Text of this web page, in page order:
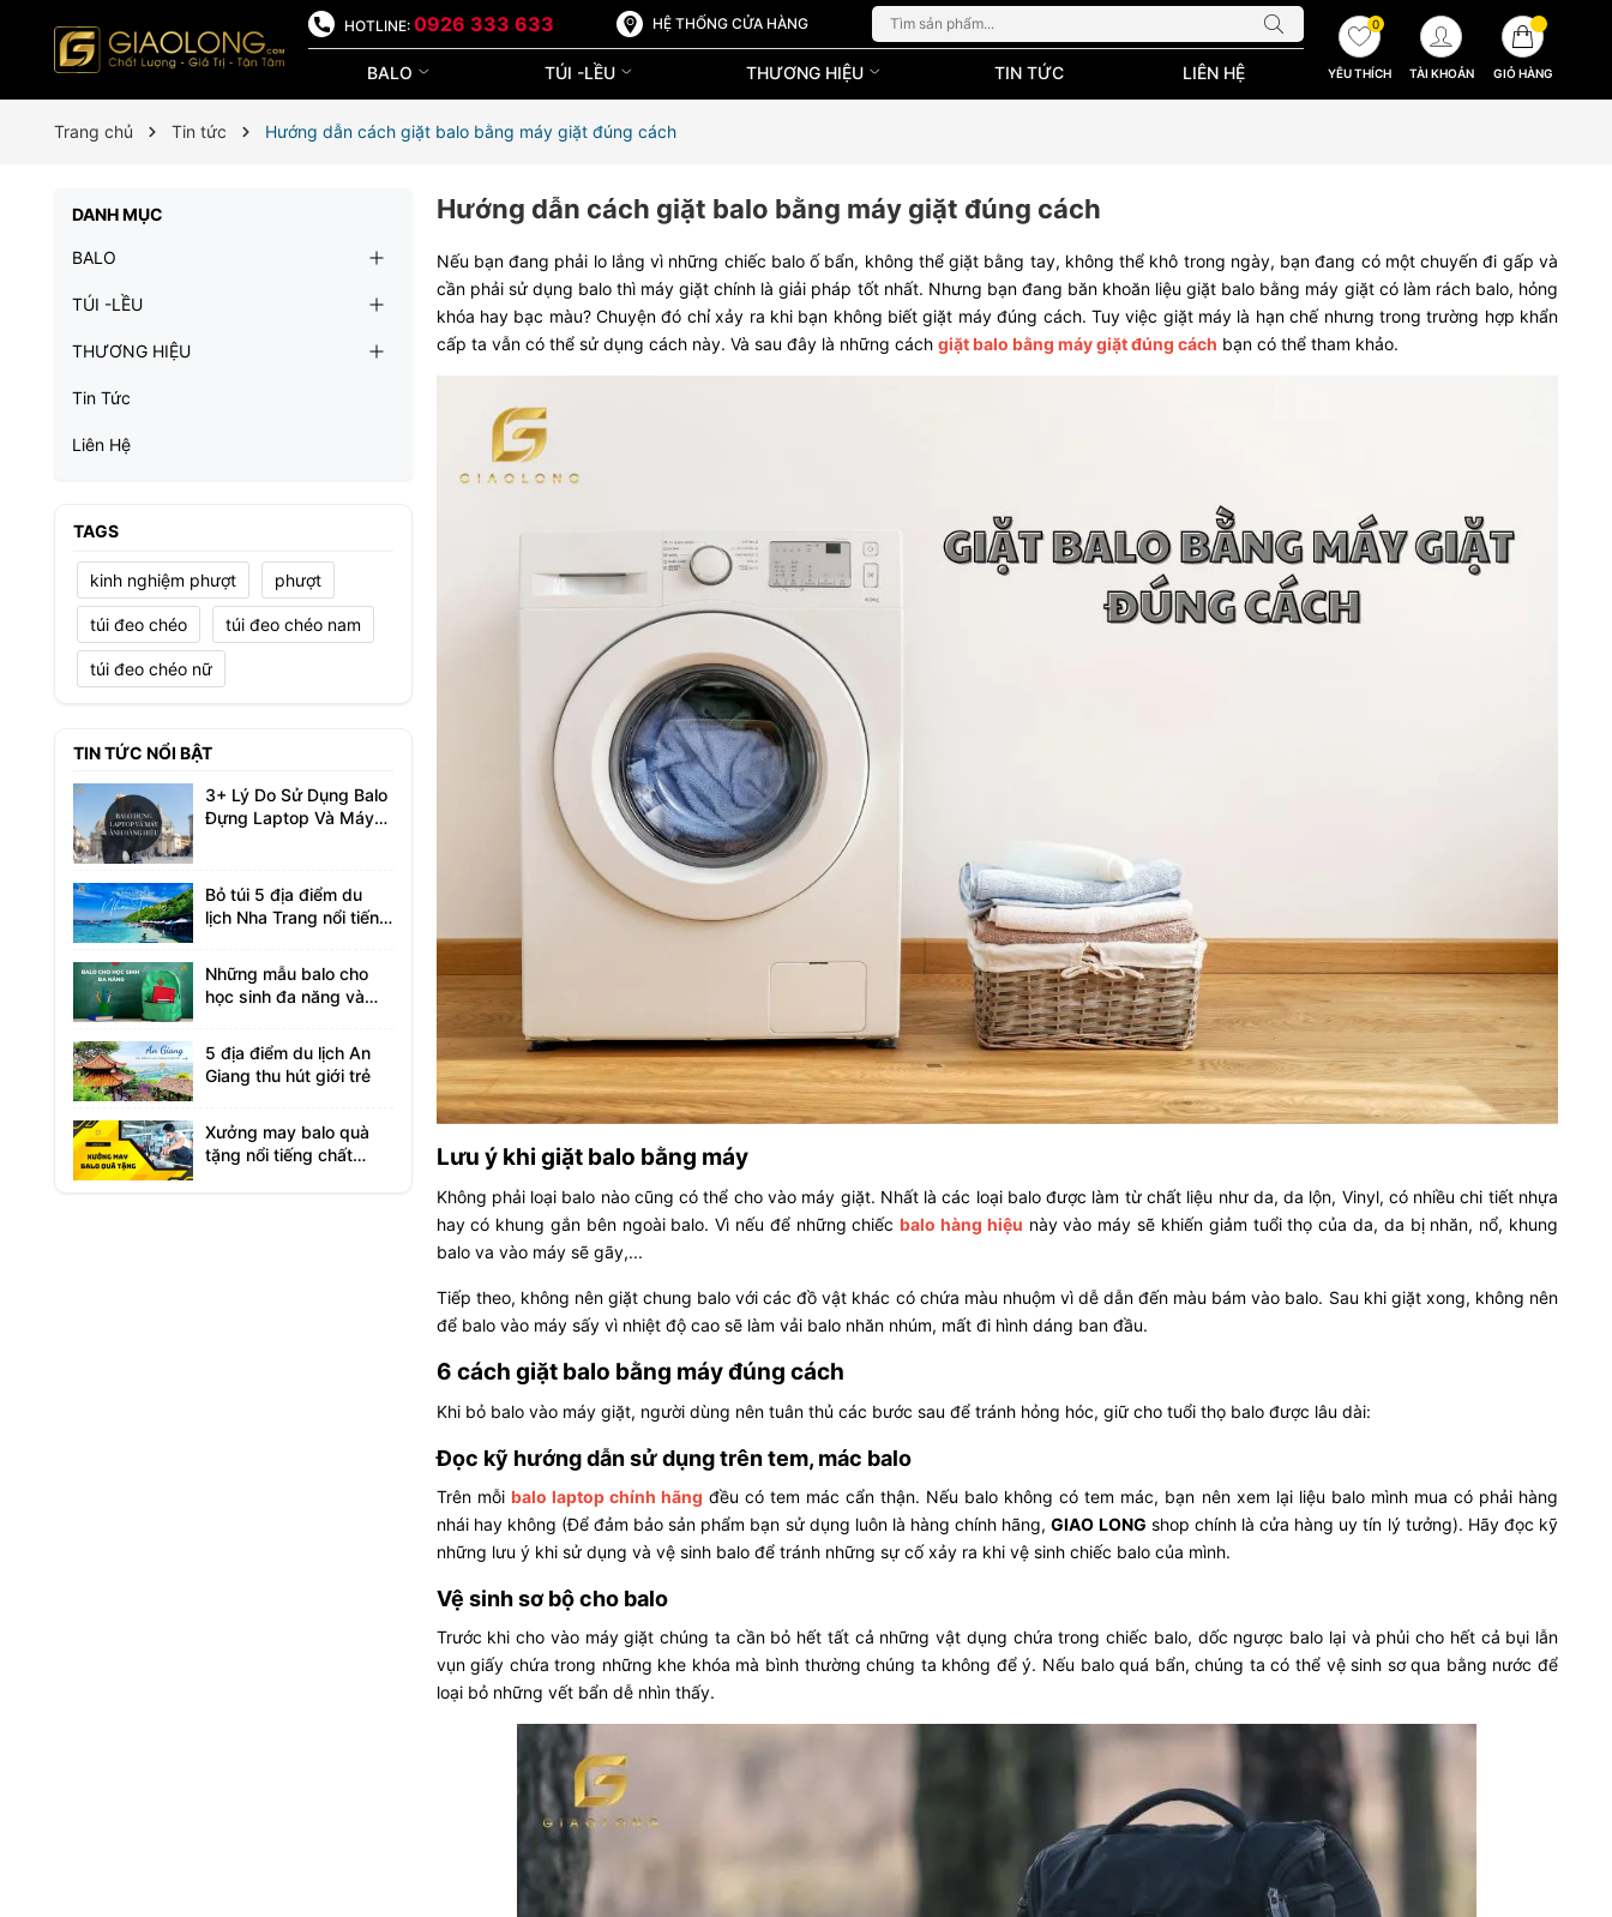
HOTLINE: 0926 333 633 HỆ THỐNG CỬA HÀNG
BALO TÚI -LỀU THƯƠNG HIỆU TIN TỨC LIÊN HỆ YÊU THÍCH
0
TÀI KHOẢN GIỎ HÀNG
Trang chủ Tin tức Hướng dẫn cách giặt balo bằng máy giặt đúng cách
Hướng dẫn cách giặt balo bằng máy giặt đúng cách
Nếu bạn đang phải lo lắng vì những chiếc balo ố bẩn, không thể giặt bằng tay, không thể khô trong ngày, bạn đang có một chuyến đi gấp và
cần phải sử dụng balo thì máy giặt chính là giải pháp tốt nhất. Nhưng bạn đang băn khoăn liệu giặt balo bằng máy giặt có làm rách balo, hỏng
khóa hay bạc màu? Chuyện đó chỉ xảy ra khi bạn không biết giặt máy đúng cách. Tuy việc giặt máy là hạn chế nhưng trong trường hợp khẩn
cấp ta vẫn có thể sử dụng cách này. Và sau đây là những cách giặt balo bằng máy giặt đúng cách bạn có thể tham khảo.
Lưu ý khi giặt balo bằng máy
Không phải loại balo nào cũng có thể cho vào máy giặt. Nhất là các loại balo được làm từ chất liệu như da, da lộn, Vinyl, có nhiều chi tiết nhựa
hay có khung gắn bên ngoài balo. Vì nếu để những chiếcbalo hàng hiệu này vào máy sẽ khiến giảm tuổi thọ của da, da bị nhăn, nổ, khung
balo va vào máy sẽ gãy,...
Tiếp theo, không nên giặt chung balo với các đồ vật khác có chứa màu nhuộm vì dễ dẫn đến màu bám vào balo. Sau khi giặt xong, không nên
để balo vào máy sấy vì nhiệt độ cao sẽ làm vải balo nhăn nhúm, mất đi hình dáng ban đầu.
6 cách giặt balo bằng máy đúng cách
Khi bỏ balo vào máy giặt, người dùng nên tuân thủ các bước sau để tránh hỏng hóc, giữ cho tuổi thọ balo được lâu dài:
Đọc kỹ hướng dẫn sử dụng trên tem, mác balo
Trên mỗi balo laptop chính hãng đều có tem mác cẩn thận. Nếu balo không có tem mác, bạn nên xem lại liệu balo mình mua có phải hàng
nhái hay không (Để đảm bảo sản phẩm bạn sử dụng luôn là hàng chính hãng,GIAO LONG shop chính là cửa hàng uy tín lý tưởng). Hãy đọc kỹ
những lưu ý khi sử dụng và vệ sinh balo để tránh những sự cố xảy ra khi vệ sinh chiếc balo của mình.
Vệ sinh sơ bộ cho balo
Trước khi cho vào máy giặt chúng ta cần bỏ hết tất cả những vật dụng chứa trong chiếc balo, dốc ngược balo lại và phủi cho hết cả bụi lẫn
vụn giấy chứa trong những khe khóa mà bình thường chúng ta không để ý. Nếu balo quá bẩn, chúng ta có thể vệ sinh sơ qua bằng nước để
loại bỏ những vết bẩn dễ nhìn thấy.
DANH MỤC
BALO
TÚI -LỀU
THƯƠNG HIỆU
Tin Tức
Liên Hệ
TAGS
kinh nghiệm phượt phượt
túi đeo chéo túi đeo chéo nam
túi đeo chéo nữ
TIN TỨC NỔI BẬT
3+ Lý Do Sử Dụng Balo
Đựng Laptop Và Máy
Bỏ túi 5 địa điểm du
lịch Nha Trang nổi tiếng
Những mẫu balo cho
học sinh đa năng và
5 địa điểm du lịch An
Giang thu hút giới trẻ
Xưởng may balo quà
tặng nổi tiếng chất